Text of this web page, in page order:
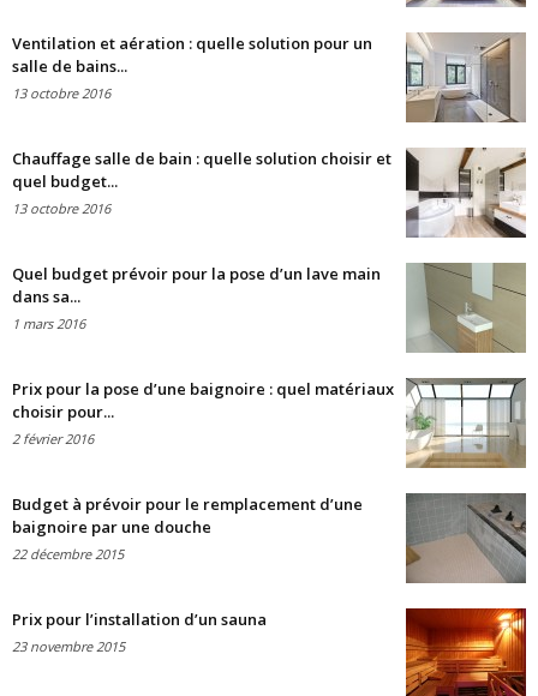
Ventilation et aération : quelle solution pour un
salle de bains...
13 octobre 2016
Chauffage salle de bain : quelle solution choisir et
quel budget...
13 octobre 2016
Quel budget prévoir pour la pose d’un lave main
dans sa...
1 mars 2016
Prix pour la pose d’une baignoire : quel matériaux
choisir pour...
2 février 2016
Budget à prévoir pour le remplacement d’une
baignoire par une douche
22 décembre 2015
Prix pour l’installation d’un sauna
23 novembre 2015